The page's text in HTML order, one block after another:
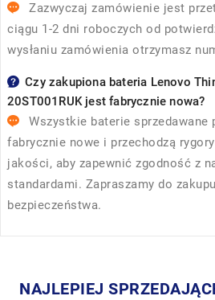
Zazwyczaj zamówienie jest
ciągu 1-2 dni roboczych od
wysłaniu zamówienia otrzymasz
Czy zakupiona bateria Lenovo
20ST001RUK jest fabrycznie nowa?
Wszystkie baterie sprzedawane
fabrycznie nowe i przechodzą
jakości, aby zapewnić zgodność z
standardami. Zapraszamy do
bezpieczeństwa.
NAJLEPIEJ